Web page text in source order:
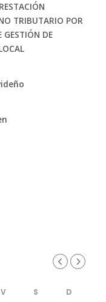
TRIBUTARIO POR
GESTIÓN DE